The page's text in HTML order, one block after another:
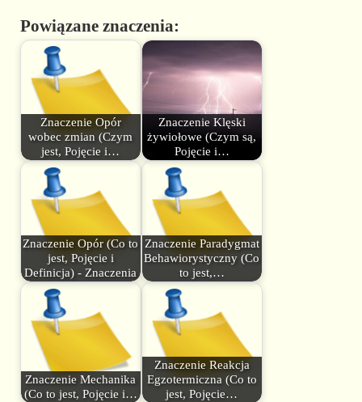
Powiązane znaczenia:
Znaczenie Opór
wobec zmian (Czym
jest, Pojęcie i…
Znaczenie Klęski
żywiołowe (Czym są,
Pojęcie i…
Znaczenie Opór (Co to
jest, Pojęcie i
Definicja) - Znaczenia
Znaczenie Paradygmat
Behawiorystyczny (Co
to jest,…
Znaczenie Mechanika
(Co to jest, Pojęcie i…
Znaczenie Reakcja
Egzotermiczna (Co to
jest, Pojęcie…